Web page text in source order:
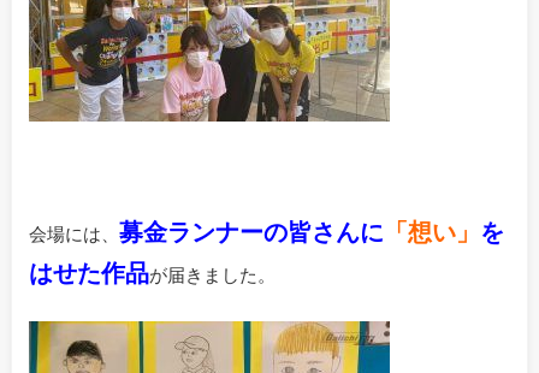
会場には、 募金ランナーの皆さんに 「想い」 を
はせた作品が届きました。